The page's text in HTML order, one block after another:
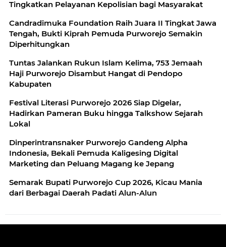
Tingkatkan Pelayanan Kepolisian bagi Masyarakat
Candradimuka Foundation Raih Juara II Tingkat Jawa
Tengah, Bukti Kiprah Pemuda Purworejo Semakin
Diperhitungkan
Tuntas Jalankan Rukun Islam Kelima, 753 Jemaah
Haji Purworejo Disambut Hangat di Pendopo
Kabupaten
Festival Literasi Purworejo 2026 Siap Digelar,
Hadirkan Pameran Buku hingga Talkshow Sejarah
Lokal
Dinperintransnaker Purworejo Gandeng Alpha
Indonesia, Bekali Pemuda Kaligesing Digital
Marketing dan Peluang Magang ke Jepang
Semarak Bupati Purworejo Cup 2026, Kicau Mania
dari Berbagai Daerah Padati Alun-Alun